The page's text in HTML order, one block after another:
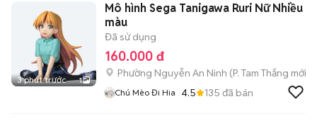
3 phút trước 1
Mô hình Sega Tanigawa Ruri Nữ Nhiều
màu
Đã sử dụng
160.000 đ
Phường Nguyễn An Ninh (P. Tam Thắng mới)
Chú Mèo Đi Hia 4.5 135 đã bán